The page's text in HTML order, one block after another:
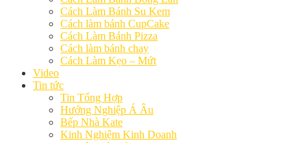
Cách Làm Bánh Su Kem
Cách làm bánh CupCake
Cách Làm Bánh Pizza
Cách làm bánh chay
Cách Làm Kẹo – Mứt
Video
Tin tức
Tin Tổng Hợp
Hướng Nghiệp Á Âu
Bếp Nhà Kate
Kinh Nghiệm Kinh Doanh